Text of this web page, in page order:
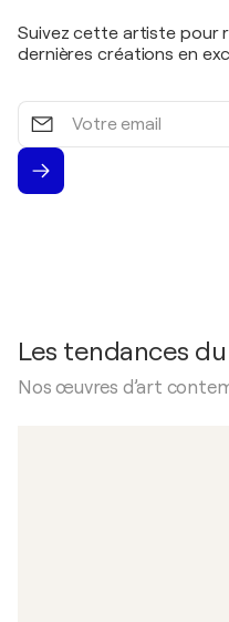
Suivez cette artiste pour
dernières créations en
Votre
email
Les tendances
Nos œuvres d’art